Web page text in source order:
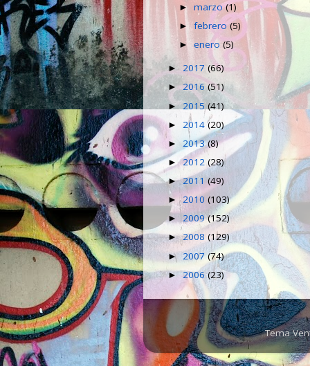
►marzo(1)
►febrero(5)
►enero(5)
► 2017 (66)
►2016(51)
► 2015(41)
► 2014(20)
► 2013(8)
►2012 (28)
►2011 (49)
► 2010 (103)
► 2009(152)
►2008 (129)
►2007(74)
►2006(23)
Tema